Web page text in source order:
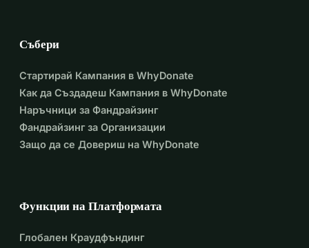
Събери
Стартирай Кампания в WhyDonate
Как да Създадеш Кампания в WhyDonate
Наръчници за Фандрайзинг
Фандрайзинг за Организации
Защо да се Довериш на WhyDonate
Функции на Платформата
Глобален Краудфъндинг